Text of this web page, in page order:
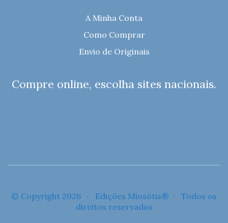
A Minha Conta
Como Comprar
Envio de Originais
Compre online, escolha sites nacionais.
© Copyright 2026 · Edições Miosótis® · Todos os
direitos reservados